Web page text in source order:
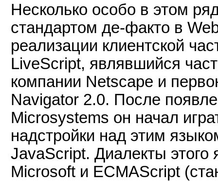
Несколько особо в этом
стандартом де-факто в
реализации клиентской
LiveScript, являвшийся
компании Netscape и
Navigator 2.0. После
Microsystems он начал
надстройки над этим
JavaScript. Диалекты
Microsoft и ECMAScript